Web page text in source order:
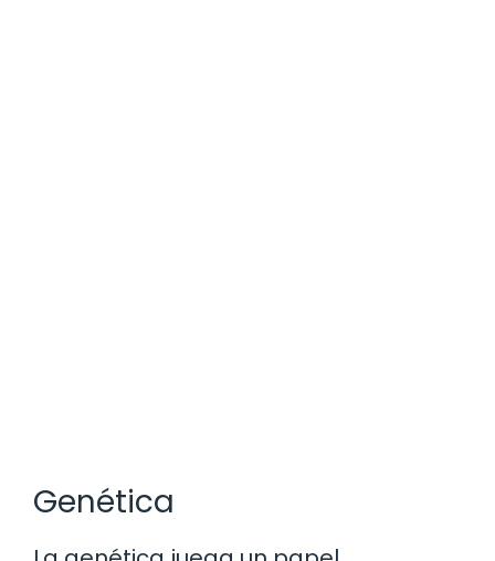
Genética